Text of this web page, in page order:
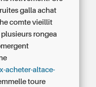
galla achat
comte vieillit
rongea
acheter-altace-
toure